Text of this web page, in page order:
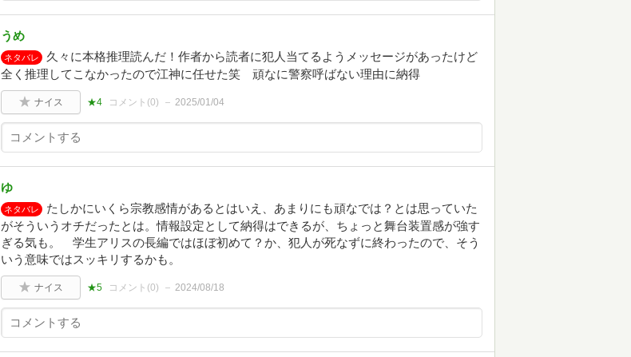
うめ
ネタバレ
久々に本格推理読んだ！作者から読者に犯人当てるようメッセージがあったけど
全く推理してこなかったので江神に任せた笑 頑なに警察呼ばない理由に納得
ナイス ★4 コメント(0) 2025/01/04
ゆ
ネタバレ
たしかにいくら宗教感情があるとはいえ、あまりにも頑なでは？とは思っていた
がそういうオチだったとは。情報設定として納得はできるが、ちょっと舞台装置感が強す
ぎる気も。 学生アリスの長編ではほぼ初めて？か、犯人が死なずに終わったので、そう
いう意味ではスッキリするかも。
ナイス ★5 コメント(0) 2024/08/18